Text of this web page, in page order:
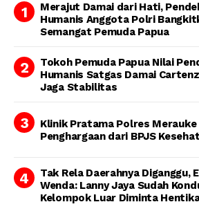
Merajut Damai dari Hati,
Humanis Anggota Polri
Semangat Pemuda Papua
Tokoh Pemuda Papua Nilai
Humanis Satgas Damai
Jaga Stabilitas
Klinik Pratama Polres Merauke
Penghargaan dari BPJS
Tak Rela Daerahnya Diganggu,
Wenda: Lanny Jaya Sudah
Kelompok Luar Diminta